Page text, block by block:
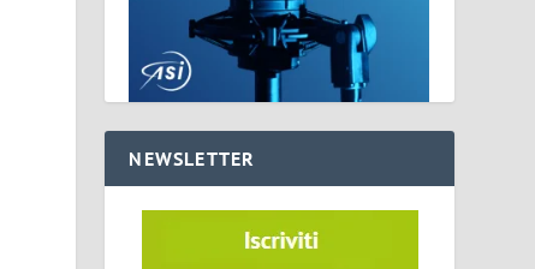
NEWSLETTER